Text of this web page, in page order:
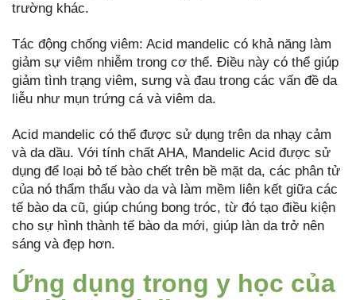
trường khác.
Tác động chống viêm: Acid mandelic có khả năng làm
giảm sự viêm nhiễm trong cơ thể. Điều này có thể giúp
giảm tình trạng viêm, sưng và đau trong các vấn đề da
liễu như mụn trứng cá và viêm da.
Acid mandelic có thể được sử dụng trên da nhạy cảm
và da dầu. Với tính chất AHA, Mandelic Acid được sử
dụng để loại bỏ tế bào chết trên bề mặt da, các phân tử
của nó thẩm thấu vào da và làm mềm liên kết giữa các
tế bào da cũ, giúp chúng bong tróc, từ đó tạo điều kiện
cho sự hình thành tế bào da mới, giúp làn da trở nên
sáng và đẹp hơn.
Ứng dụng trong y học của